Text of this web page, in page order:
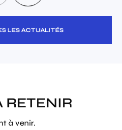
LES ACTUALITÉS
RETENIR
à venir.